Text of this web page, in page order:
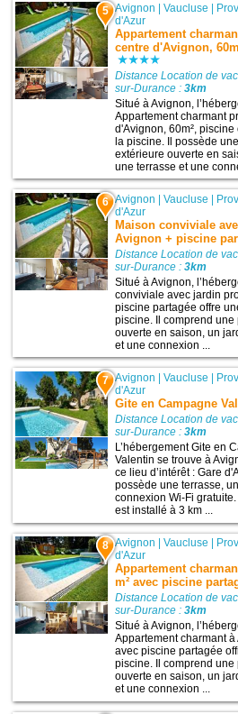
5 Avignon |Vaucluse |
d'Azur
Appartement
centre d'Avignon,
Distance Location de
sur-Durance :3km
Situé à Avignon,
Appartement charmant
d'Avignon, 60m²,
la piscine. Il possède
extérieure ouverte en
une terrasse et une
6 Avignon |Vaucluse |
d'Azur
Maison conviviale
Avignon + piscine
Distance Location de
sur-Durance :3km
Situé à Avignon,
conviviale avec jardin
piscine partagée offre
piscine. Il comprend
ouverte en saison, un
et une connexion ...
7 Avignon |Vaucluse
d'Azur
Gite en Campagne
Distance Location de
sur-Durance :3km
L’hébergement Gite en
Valentin se trouve à
ce lieu d’intérêt : Gare
possède une terrasse,
connexion Wi-Fi
est installé à 3 km ...
8 Avignon |Vaucluse
d'Azur
Appartement
m² avec piscine
Distance Location de
sur-Durance :3km
Situé à Avignon,
Appartement charmant à
avec piscine partagée
piscine. Il comprend
ouverte en saison, un
et une connexion ...